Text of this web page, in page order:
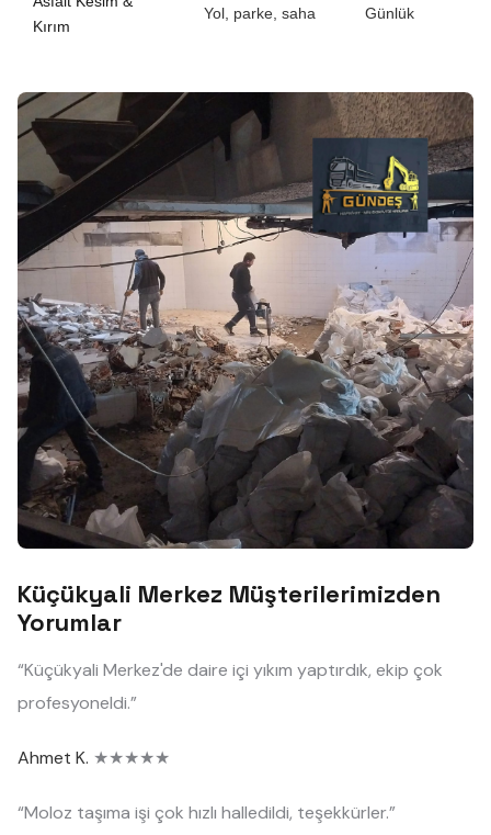
Kırım
Yol, parke, saha Günlük
Küçükyali Merkez Müşterilerimizden
Yorumlar
“Küçükyali Merkez'de daire içi yıkım yaptırdık, ekip çok
profesyoneldi.”
Ahmet K. ★★★★★
“Moloz taşıma işi çok hızlı halledildi, teşekkürler.”